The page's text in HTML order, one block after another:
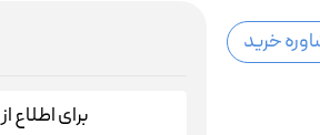
خرید
برای اطلاع